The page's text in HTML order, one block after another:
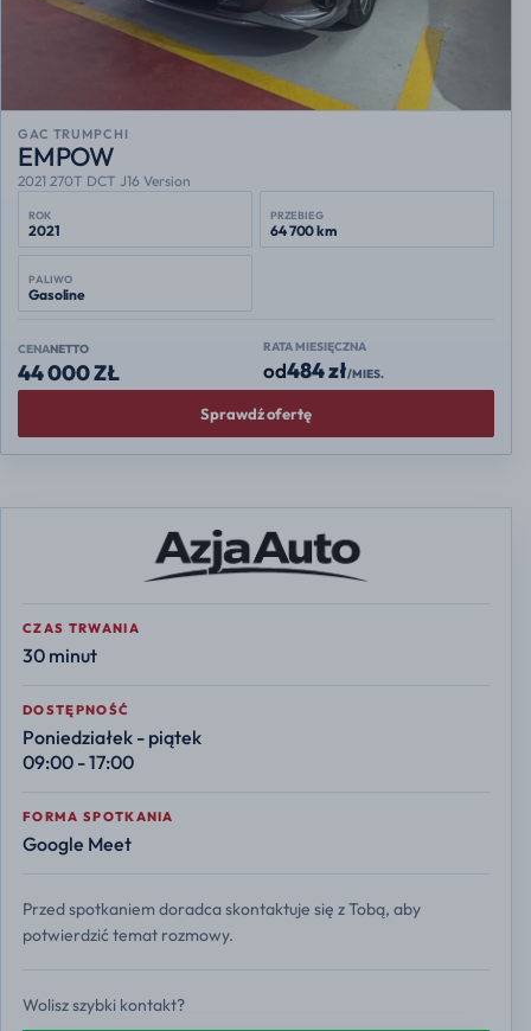
GAC TRUMPCHI
EMPOW
2021 270T DCT J16 Version
ROK
2021
PRZEBIEG
64 700 km
PALIWO
Gasoline
CENANETTO
44 000 ZŁ
RATA MIESIĘCZNA
od484 zł/MIES.
Sprawdź ofertę
CZAS TRWANIA
30 minut
DOSTĘPNOŚĆ
Poniedziałek - piątek
09:00 - 17:00
FORMA SPOTKANIA
Google Meet
Przed spotkaniem doradca skontaktuje się z Tobą, aby
potwierdzić temat rozmowy.
Wolisz szybki kontakt?